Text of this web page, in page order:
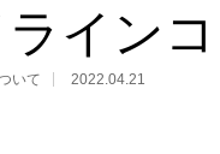
イン
いて 2022.04.21